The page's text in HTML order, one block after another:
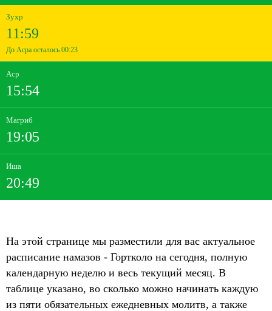
Зухр
11:59
До Асра осталось 00:23
Аср
15:54
Магриб
19:05
Иша
20:49
На этой странице мы разместили для вас актуальное
расписание намазов - Гортколо на сегодня, полную
календарную неделю и весь текущий месяц. В
таблице указано, во сколько можно начинать каждую
из пяти обязательных ежедневных молитв, а также